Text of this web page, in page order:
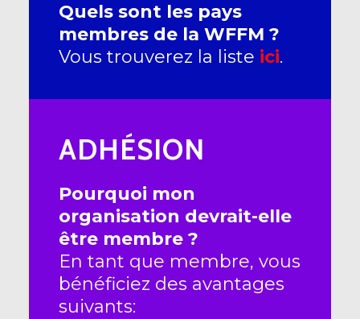
Quels sont les pays
membres de laWFFM ?
Vous trouverez la liste ici.
ADHÉSION
Pourquoi mon
organisation devrait-elle
être membre ?
En tant que membre, vous
bénéficiez des avantages
suivants: